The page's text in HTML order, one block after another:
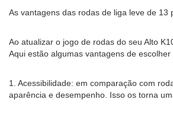
As vantagens das rodas de liga leve de 13
Ao atualizar o jogo de rodas do seu Alto
Aqui estão algumas vantagens de
1. Acessibilidade: em comparação com
aparência e desempenho. Isso os torna